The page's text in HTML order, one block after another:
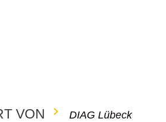
VON
DIAG Lübeck